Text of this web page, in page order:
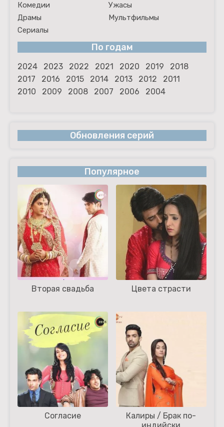
Комедии
Ужасы
Драмы
Мультфильмы
Сериалы
По годам
2024 2023 2022 2021 2020 2019
2018
2017
2016 2015 2014 2013 2012
2011
2010
2009 2008 2007 2006 2004
Обновления серий
Популярное
Вторая свадьба Цвета страсти
Согласие
Калиры / Брак по-